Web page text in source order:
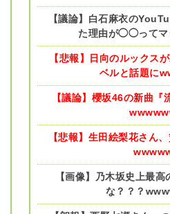
【議論】白石麻衣の
た理由が◯◯って
【悲報】日向のルックス
ベルと話題に
【議論】櫻坂46の新曲『
【悲報】生田絵梨花さん
【画像】乃木坂史上最
な？？？